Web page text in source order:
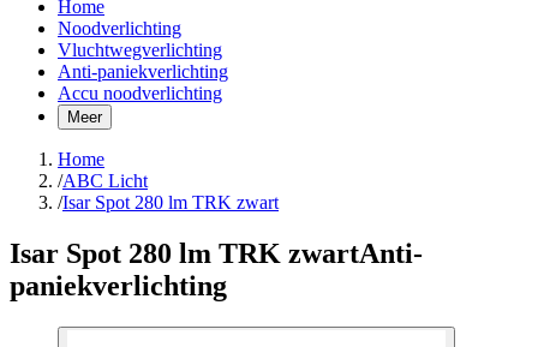
Home
Noodverlichting
Vluchtwegverlichting
Anti-paniekverlichting
Accu noodverlichting
Meer
Home
/ABC Licht
/Isar Spot 280 lm TRK zwart
Isar Spot 280 lm TRK zwartAnti-
paniekverlichting